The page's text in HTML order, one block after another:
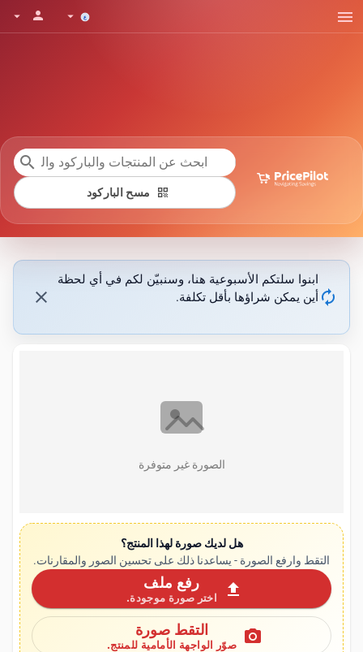
menu
arrow_drop_down
person
arrow_drop_down
search
qr_code مسح الباركود
autorenew
ابنوا سلتكم الأسبوعية هنا، وسنبيّن لكم في أي لحظة
أين يمكن شراؤها بأقل تكلفة.
close
الصورة غير متوفرة
هل لديك صورة لهذا المنتج؟
التقط وارفع الصورة - يساعدنا ذلك على تحسين الصور والمقارنات.
upload رفع ملف
اختر صورة موجودة.
photo_camera التقط صورة
صوّر الواجهة الأمامية للمنتج.